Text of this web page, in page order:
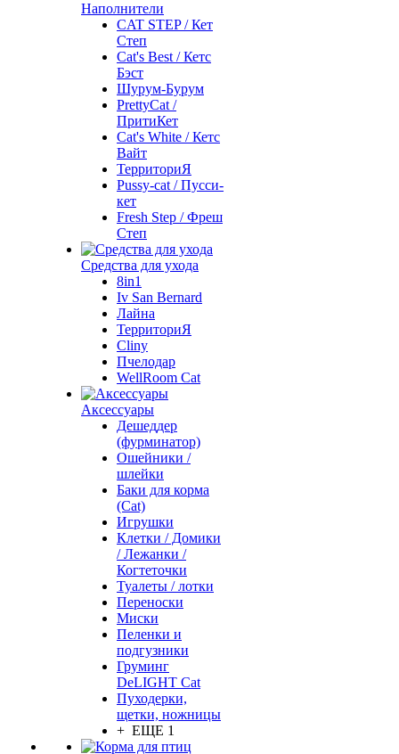
Наполнители
CAT STEP / Кет
Степ
Cat's Best / Кетс
Бэст
Шурум-Бурум
PrettyCat /
ПритиКет
Cat's White / Кетс
Вайт
ТерриториЯ
Pussy-cat / Пусси-
кет
Fresh Step / Фреш
Степ
Средства для ухода
8in1
Iv San Bernard
Лайна
ТерриториЯ
Cliny
Пчелодар
WellRoom Cat
Аксессуары
Дешеддер
(фурминатор)
Ошейники /
шлейки
Баки для корма
(Cat)
Игрушки
Клетки / Домики
/ Лежанки /
Когтеточки
Туалеты / лотки
Переноски
Миски
Пеленки и
подгузники
Груминг
DeLIGHT Cat
Пуходерки,
щетки, ножницы
+ ЕЩЕ 1